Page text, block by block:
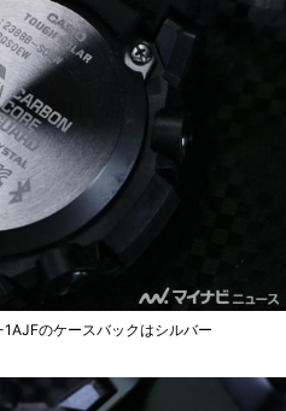
のケースバックはシルバー